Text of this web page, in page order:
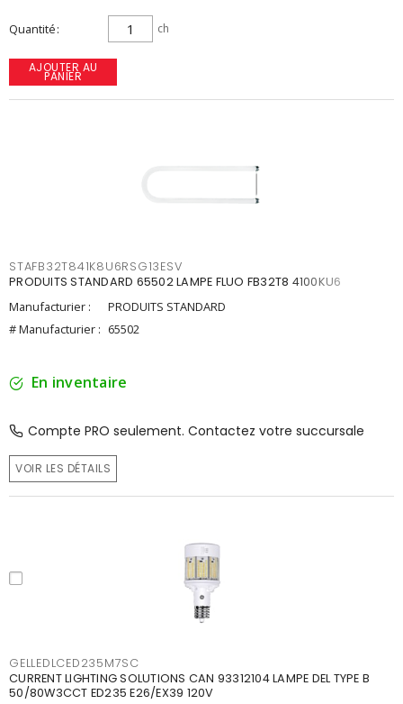
Quantité ch
AJOUTER AU
PANIER
STAFB32T841K8U6RSG13ESV
PRODUITS STANDARD 65502 LAMPE FLUO FB32T8 4100KU6
Manufacturier :
PRODUITS STANDARD
# Manufacturier : 65502
En inventaire
Compte PRO seulement. Contactez votre succursale
VOIR LES DÉTAILS
GELLEDLCED235M7SC
CURRENT LIGHTING SOLUTIONS CAN 93312104 LAMPE DEL TYPE B
50/80W3CCT ED235 E26/EX39 120V